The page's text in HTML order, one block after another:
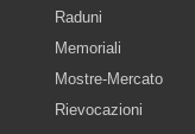
Raduni
Memoriali
Mostre-Mercato
Rievocazioni